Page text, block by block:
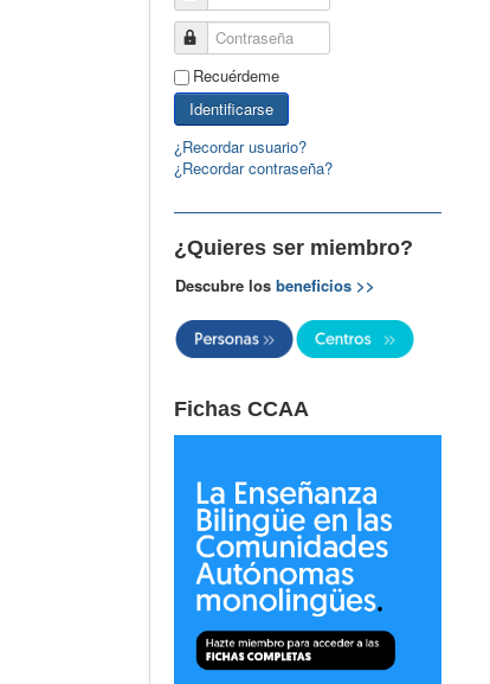
Contraseña
Recuérdeme
Identificarse
¿Recordar usuario?
¿Recordar contraseña?
¿Quieres ser miembro?
Descubre los beneficios >>
Fichas CCAA